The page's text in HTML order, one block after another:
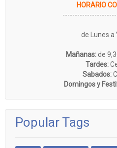
HORARIO
de Lunes a
Mañanas:de
Tardes:
Sabados:
Domingos y
Popular Tags